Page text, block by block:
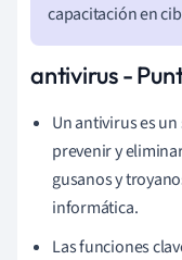
capacitación en
antivirus -
Un antivirus es
prevenir y
gusanos y
informática.
Las funciones